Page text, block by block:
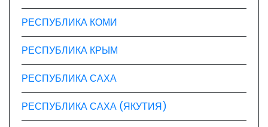
РЕСПУБЛИКА КОМИ
РЕСПУБЛИКА КРЫМ
РЕСПУБЛИКА САХА
РЕСПУБЛИКА САХА (ЯКУТИЯ)